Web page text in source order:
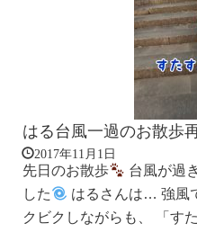
はる台風一過のお散歩
2017年11月1日
先日のお散歩
台風が過
した
はるさんは… 強風
クビクしながらも、 「す